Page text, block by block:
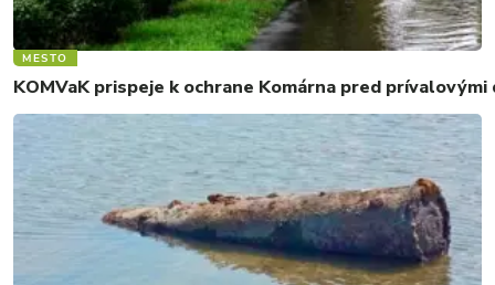
MESTO
KOMVaK prispeje k ochrane Komárna pred